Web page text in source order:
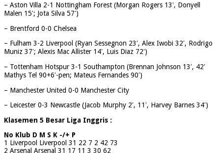
– Aston Villa 2-1 Nottingham Forest (Morgan Rogers 13′, Donyell
Malen 15′; Jota Silva 57′)
– Brentford 0-0 Chelsea
– Fulham 3-2 Liverpool (Ryan Sessegnon 23′, Alex Iwobi 32′, Rodrigo
Muniz 37′; Alexis Mac Allister 14′, Luis Diaz 72′)
– Tottenham Hotspur 3-1 Southampton (Brennan Johnson 13′, 42′
Mathys Tel 90+6′-pen; Mateus Fernandes 90′)
– Manchester United 0-0 Manchester City
– Leicester 0-3 Newcastle (Jacob Murphy 2′, 11′, Harvey Barnes 34′)
Klasemen 5 Besar Liga Inggris :
No Klub D M S K -/+ P
1 Liverpool Liverpool 31 22 7 2 42 73
2 Arsenal Arsenal 31 17 11 3 30 62